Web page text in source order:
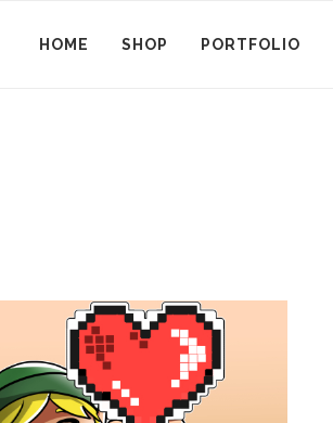
HOME SHOP PORTFOLIO